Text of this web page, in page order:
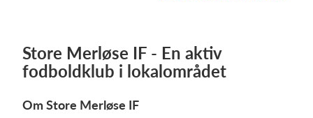
Funktioner
Kalender
Store Merløse IF - En aktiv
fodboldklub i lokalområdet
Om Store Merløse IF